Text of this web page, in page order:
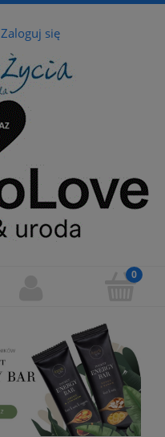
Zaloguj się